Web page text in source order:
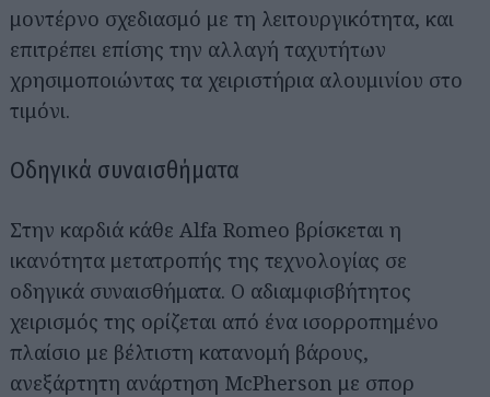
μοντέρνο σχεδιασμό με τη λειτουργικότητα, και
επιτρέπει επίσης την αλλαγή ταχυτήτων
χρησιμοποιώντας τα χειριστήρια αλουμινίου στο
τιμόνι.
Οδηγικά συναισθήματα
Στην καρδιά κάθε Alfa Romeo βρίσκεται η
ικανότητα μετατροπής της τεχνολογίας σε
οδηγικά συναισθήματα. Ο αδιαμφισβήτητος
χειρισμός της ορίζεται από ένα ισορροπημένο
πλαίσιο με βέλτιστη κατανομή βάρους,
ανεξάρτητη ανάρτηση McPherson με σπορ